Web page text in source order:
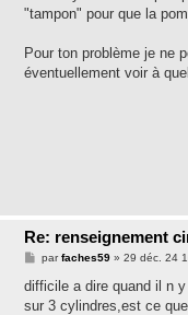
a
"tampon" pour que la
Pour ton problème je ne
éventuellement voir à
Re: renseignement
M
s
a
parfaches59» 29 déc. 24
difficile a dire quand il n
sur 3 cylindres,est ce